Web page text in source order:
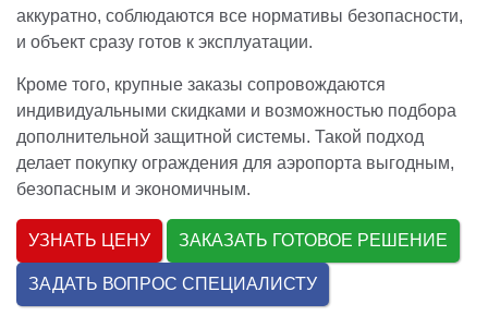
аккуратно, соблюдаются все нормативы безопасности,
и объект сразу готов к эксплуатации.
Кроме того, крупные заказы сопровождаются
индивидуальными скидками и возможностью подбора
дополнительной защитной системы. Такой подход
делает покупку ограждения для аэропорта выгодным,
безопасным и экономичным.
УЗНАТЬ ЦЕНУ ЗАКАЗАТЬ ГОТОВОЕ РЕШЕНИЕ
ЗАДАТЬ ВОПРОС СПЕЦИАЛИСТУ